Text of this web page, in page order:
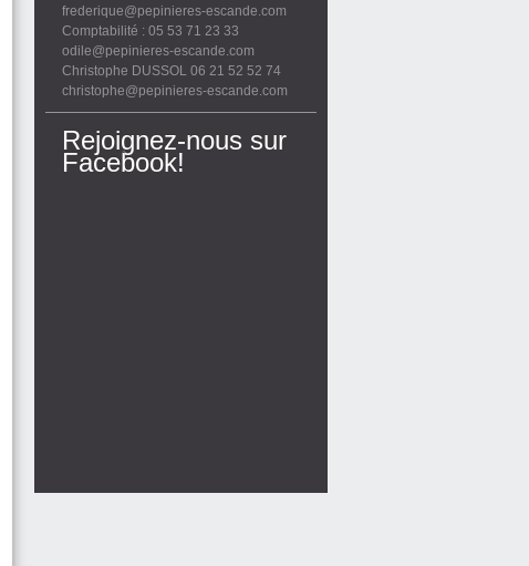
frederique@pepinieres-escande.com
Comptabilité : 05 53 71 23 33
odile@pepinieres-escande.com
Christophe DUSSOL 06 21 52 52 74
christophe@pepinieres-escande.com
Rejoignez-nous sur
Facebook!